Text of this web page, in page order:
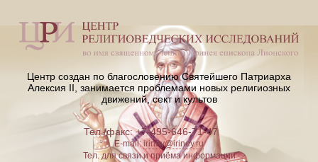
Центр создан по благословению Святейшего Патриарха
Алексия II, занимается проблемами новых религиозных
движений, сект и культов
Тел./факс: +7-495-646-71-47
E-mail:iriney@iriney.ru
Тел. для связи и приёма информации